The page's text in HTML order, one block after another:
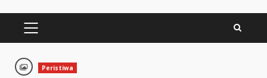
PRIMARY
Peristiwa